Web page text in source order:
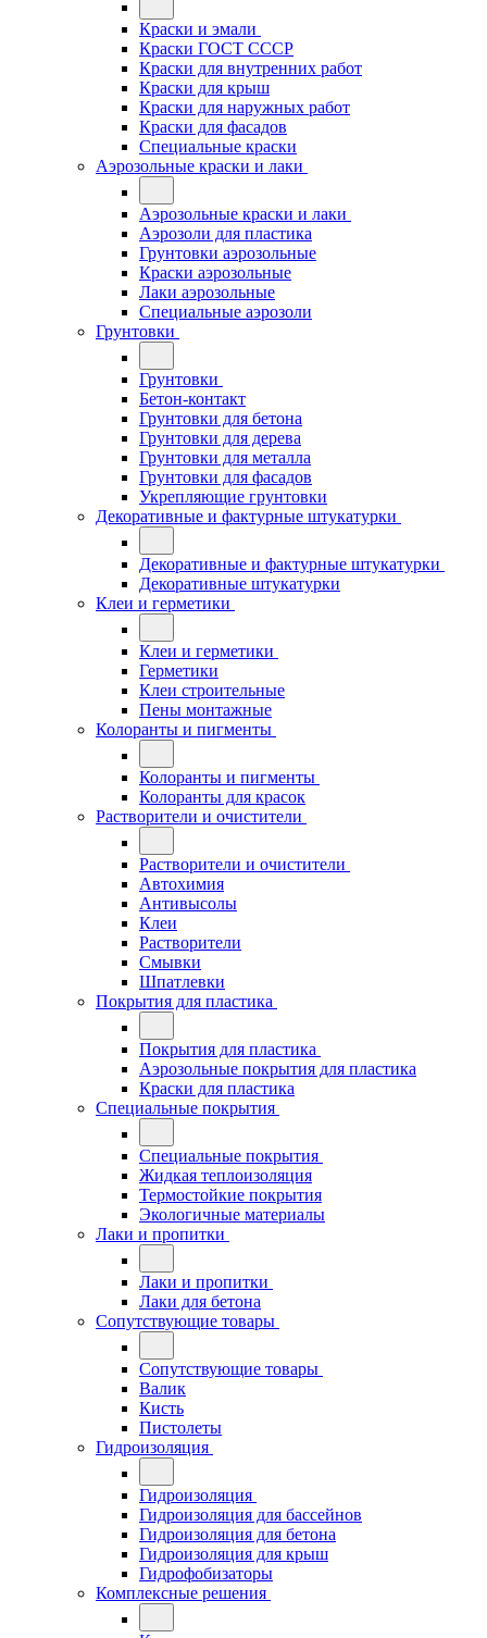
Краски и эмали
Краски ГОСТ СССР
Краски для внутренних работ
Краски для крыш
Краски для наружных работ
Краски для фасадов
Специальные краски
Аэрозольные краски и лаки
Аэрозольные краски и лаки
Аэрозоли для пластика
Грунтовки аэрозольные
Краски аэрозольные
Лаки аэрозольные
Специальные аэрозоли
Грунтовки
Грунтовки
Бетон-контакт
Грунтовки для бетона
Грунтовки для дерева
Грунтовки для металла
Грунтовки для фасадов
Укрепляющие грунтовки
Декоративные и фактурные штукатурки
Декоративные и фактурные штукатурки
Декоративные штукатурки
Клеи и герметики
Клеи и герметики
Герметики
Клеи строительные
Пены монтажные
Колоранты и пигменты
Колоранты и пигменты
Колоранты для красок
Растворители и очистители
Растворители и очистители
Автохимия
Антивысолы
Клеи
Растворители
Смывки
Шпатлевки
Покрытия для пластика
Покрытия для пластика
Аэрозольные покрытия для пластика
Краски для пластика
Специальные покрытия
Специальные покрытия
Жидкая теплоизоляция
Термостойкие покрытия
Экологичные материалы
Лаки и пропитки
Лаки и пропитки
Лаки для бетона
Сопутствующие товары
Сопутствующие товары
Валик
Кисть
Пистолеты
Гидроизоляция
Гидроизоляция
Гидроизоляция для бассейнов
Гидроизоляция для бетона
Гидроизоляция для крыш
Гидрофобизаторы
Комплексные решения